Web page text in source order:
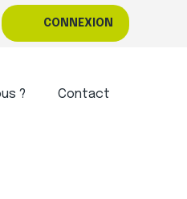
CONNEXION
? Contact